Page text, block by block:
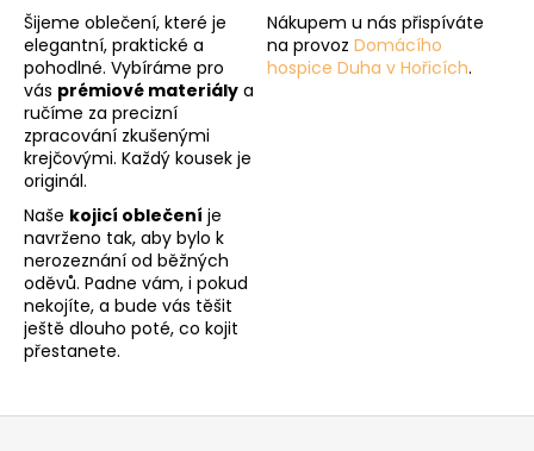
Šijeme oblečení, které je
elegantní, praktické a
pohodlné. Vybíráme pro
vás prémiové materiály a
ručíme za precizní
zpracování zkušenými
krejčovými. Každý kousek je
originál.
Naše kojicí oblečení je
navrženo tak, aby bylo k
nerozeznání od běžných
oděvů. Padne vám, i pokud
nekojíte, a bude vás těšit
ještě dlouho poté, co kojit
přestanete.
Nákupem u nás přispíváte
na provoz Domácího
hospice Duha v Hořicích.
Z